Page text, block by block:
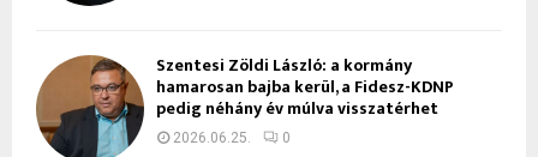
Szentesi Zöldi László: a kormány
hamarosan bajba kerül, a Fidesz-KDNP
pedig néhány év múlva visszatérhet
2026.06.25. 0